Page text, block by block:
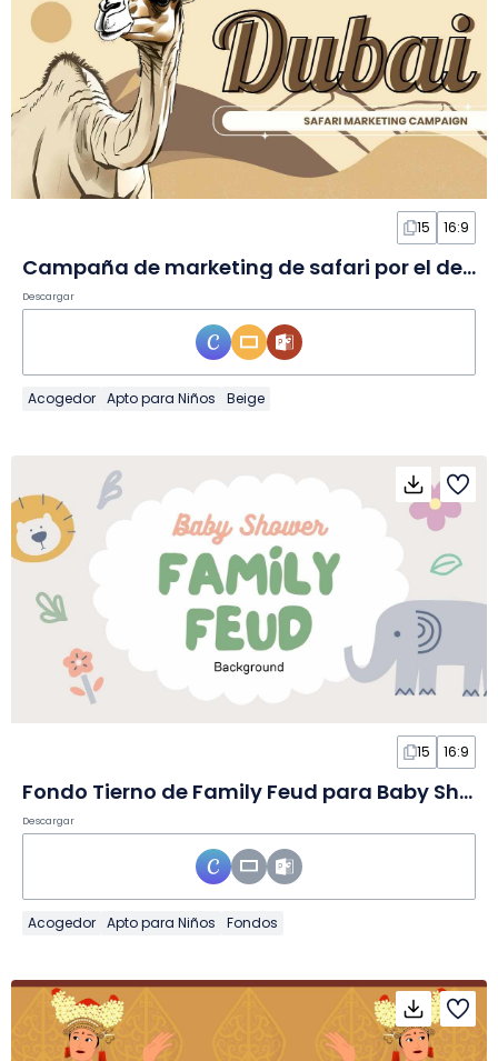
15 16:9
Campaña de marketing de safari por el desierto de Dubái en Diapositivas
Descargar
Acogedor Apto para Niños Beige
15 16:9
Fondo Tierno de Family Feud para Baby Shower Juego en Diapositivas
Descargar
Acogedor Apto para Niños Fondos